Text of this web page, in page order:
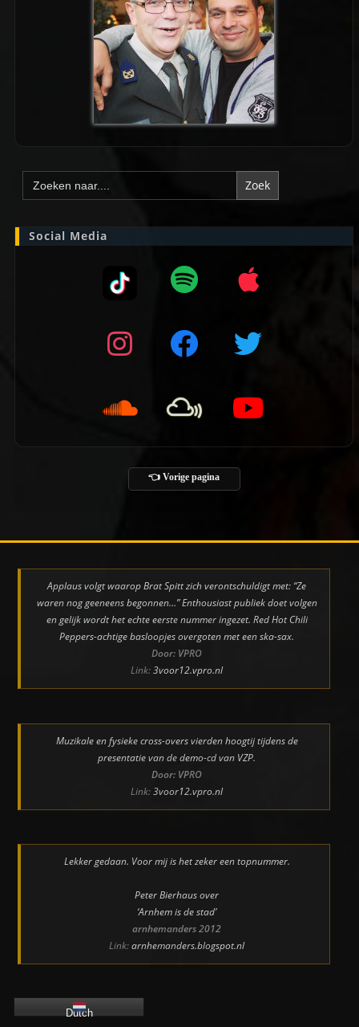
Zoek
naar:
Social Media
👈 Vorige pagina
Applaus volgt waarop Brat Spitt zich verontschuldigt met: “Ze
waren nog geeneens begonnen…” Enthousiast publiek doet volgen
en gelijk wordt het echte eerste nummer ingezet. Red Hot Chili
Peppers-achtige basloopjes overgoten met een ska-sax.
Door: VPRO
Link:3voor12.vpro.nl
Muzikale en fysieke cross-overs vierden hoogtij tijdens de
presentatie van de demo-cd van VZP.
Door: VPRO
Link:3voor12.vpro.nl
Lekker gedaan. Voor mij is het zeker een topnummer.
Peter Bierhaus over
‘Arnhem is de stad’
arnhemanders 2012
Link:arnhemanders.blogspot.nl
Dutch